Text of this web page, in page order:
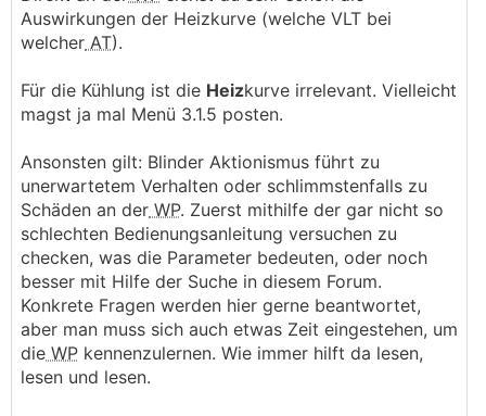
Auswirkungen der Heizkurve (welche VLT bei
welcher AT).
Für die Kühlung ist die Heizkurve irrelevant. Vielleicht
magst ja mal Menü 3.1.5 posten.
Ansonsten gilt: Blinder Aktionismus führt zu
unerwartetem Verhalten oder schlimmstenfalls zu
Schäden an der WP. Zuerst mithilfe der gar nicht so
schlechten Bedienungsanleitung versuchen zu
checken, was die Parameter bedeuten, oder noch
besser mit Hilfe der Suche in diesem Forum.
Konkrete Fragen werden hier gerne beantwortet,
aber man muss sich auch etwas Zeit eingestehen, um
die WP kennenzulernen. Wie immer hilft da lesen,
lesen und lesen.